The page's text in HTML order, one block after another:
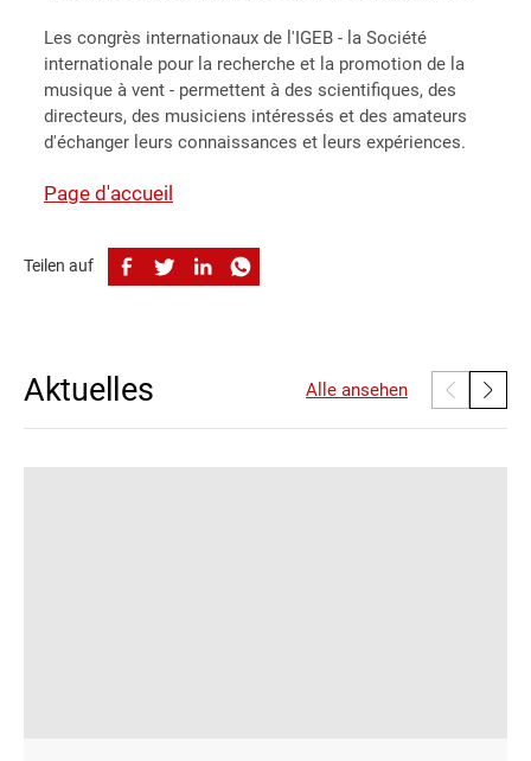
Les congrès internationaux de l'IGEB - la Société
internationale pour la recherche et la promotion de la
musique à vent - permettent à des scientifiques, des
directeurs, des musiciens intéressés et des amateurs
d'échanger leurs connaissances et leurs expériences.
Page d'accueil
Teilen auf
Aktuelles Alle ansehen